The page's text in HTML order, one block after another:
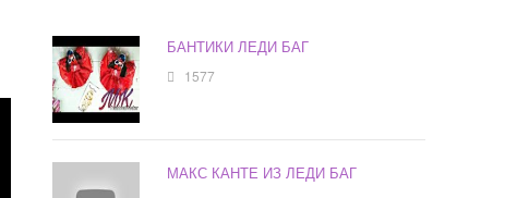
БАНТИКИ ЛЕДИ БАГ
1577
МАКС КАНТЕ ИЗ ЛЕДИ БАГ